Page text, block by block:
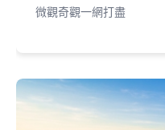
微觀奇觀一網打盡